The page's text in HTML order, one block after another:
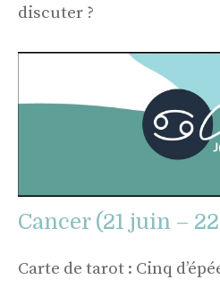
discuter ?
Cancer (21 juin –
Carte de tarot : Cinq